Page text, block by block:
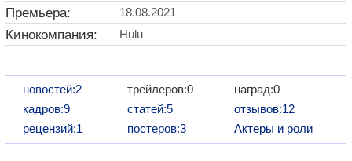
Премьера: 18.08.2021
Кинокомпания: Hulu
новостей:2
кадров:9
рецензий:1
трейлеров:0
статей:5
постеров:3
наград:0
отзывов:12
Актеры и роли